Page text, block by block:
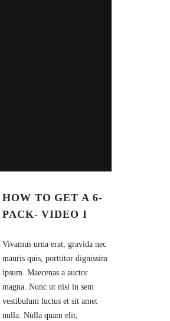
HOW TO GET A 6-
PACK- VIDEO I
Vivamus urna erat, gravida nec
mauris quis, porttitor dignissim
ipsum. Maecenas a auctor
magna. Nunc ut nisi in sem
vestibulum luctus et sit amet
nulla. Nulla quam elit,